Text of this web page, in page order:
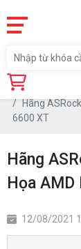
Trang chủ
Hãng
6600 XT
Hãng
Họa
12/08/2021